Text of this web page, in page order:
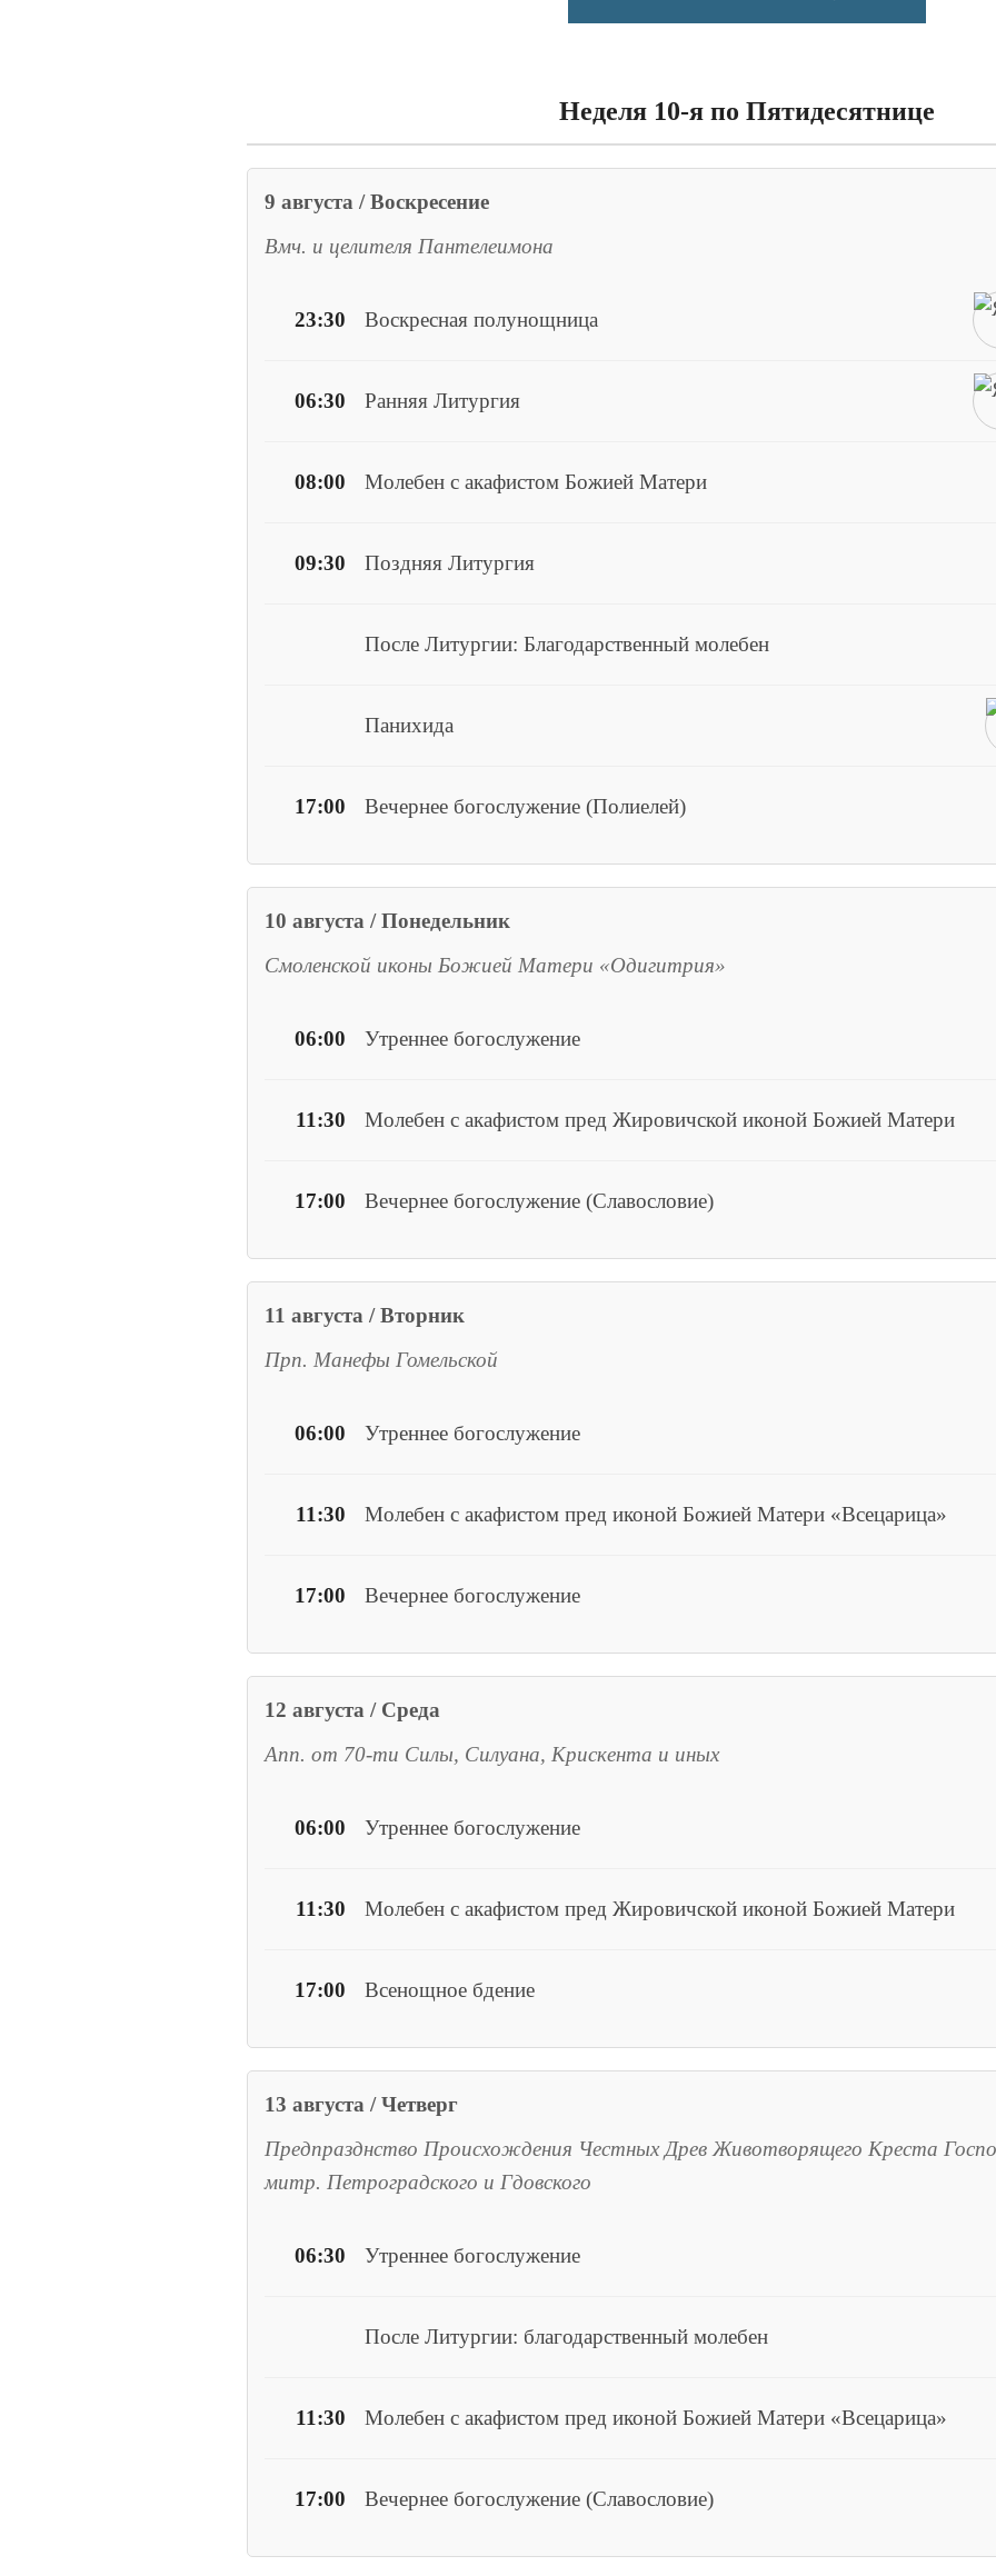
Неделя 10-я по Пятидесятнице
9 августа / Воскресение
Вмч. и целителя Пантелеимона
23:30 Воскресная полунощница
06:30 Ранняя Литургия
08:00 Молебен с акафистом Божией Матери
09:30 Поздняя Литургия
После Литургии: Благодарственный молебен
Панихида
17:00 Вечернее богослужение (Полиелей)
10 августа / Понедельник
Смоленской иконы Божией Матери «Одигитрия»
06:00 Утреннее богослужение
11:30 Молебен с акафистом пред Жировичской иконой Божией Матери
17:00 Вечернее богослужение (Славословие)
11 августа / Вторник
Прп. Манефы Гомельской
06:00 Утреннее богослужение
11:30 Молебен с акафистом пред иконой Божией Матери «Всецарица»
17:00 Вечернее богослужение
12 августа / Среда
Апп. от 70-ти Силы, Силуана, Крискента и иных
06:00 Утреннее богослужение
11:30 Молебен с акафистом пред Жировичской иконой Божией Матери
17:00 Всенощное бдение
13 августа / Четверг
Предпразднство Происхождения Честных Древ Животворящего Креста
митр. Петроградского и Гдовского
06:30 Утреннее богослужение
После Литургии: благодарственный молебен
11:30 Молебен с акафистом пред иконой Божией Матери «Всецарица»
17:00 Вечернее богослужение (Славословие)